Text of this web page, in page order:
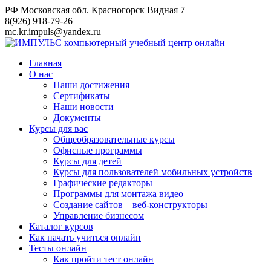
Перейти
к
контенту
РФ Московская обл. Красногорск Видная 7
8(926) 918-79-26
mc.kr.impuls@yandex.ru
Главная
О нас
Наши достижения
Сертификаты
Наши новости
Документы
Курсы для вас
Общеобразовательные курсы
Офисные программы
Курсы для детей
Курсы для пользователей мобильных устройств
Графические редакторы
Программы для монтажа видео
Создание сайтов – веб-конструкторы
Управление бизнесом
Каталог курсов
Как начать учиться онлайн
Тесты онлайн
Как пройти тест онлайн